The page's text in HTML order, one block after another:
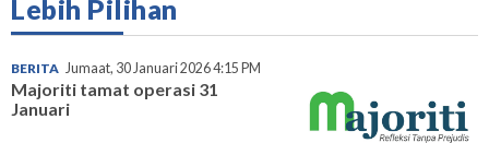
Lebih Pilihan
BERITA Jumaat, 30 Januari 2026 4:15 PM
Majoriti tamat operasi 31
Januari